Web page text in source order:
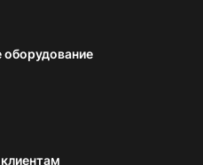
оборудование
клиентам